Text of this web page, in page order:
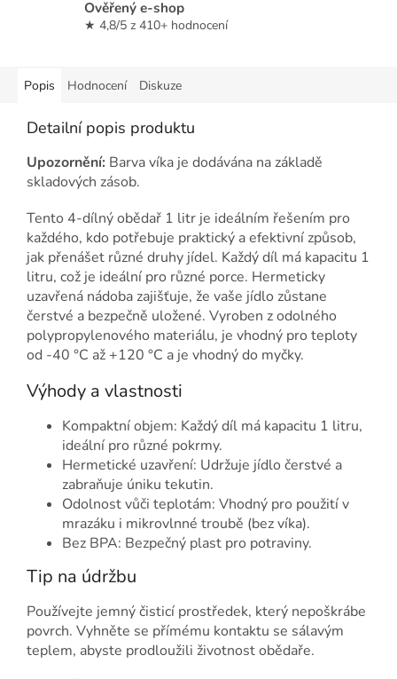
Ověřený e-shop
★ 4,8/5 z 410+ hodnocení
Popis Hodnocení Diskuze
Detailní popis produktu
Upozornění: Barva víka je dodávána na základě
skladových zásob.
Tento 4-dílný obědař 1 litr je ideálním řešením pro
každého, kdo potřebuje praktický a efektivní způsob,
jak přenášet různé druhy jídel. Každý díl má kapacitu 1
litru, což je ideální pro různé porce. Hermeticky
uzavřená nádoba zajišťuje, že vaše jídlo zůstane
čerstvé a bezpečně uložené. Vyroben z odolného
polypropylenového materiálu, je vhodný pro teploty
od -40 °C až +120 °C a je vhodný do myčky.
Výhody a vlastnosti
Kompaktní objem: Každý díl má kapacitu 1 litru,
ideální pro různé pokrmy.
Hermetické uzavření: Udržuje jídlo čerstvé a
zabraňuje úniku tekutin.
Odolnost vůči teplotám: Vhodný pro použití v
mrazáku i mikrovlnné troubě (bez víka).
Bez BPA: Bezpečný plast pro potraviny.
Tip na údržbu
Používejte jemný čisticí prostředek, který nepoškrábe
povrch. Vyhněte se přímému kontaktu se sálavým
teplem, abyste prodloužili životnost obědaře.